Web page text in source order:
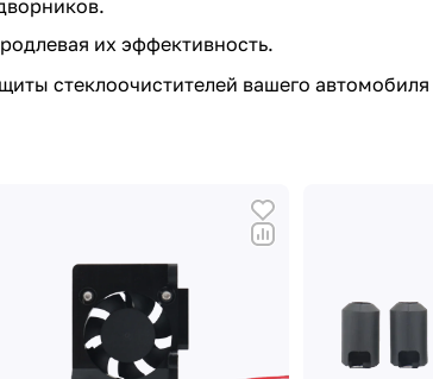
их эффективность.
стеклоочистителей вашего